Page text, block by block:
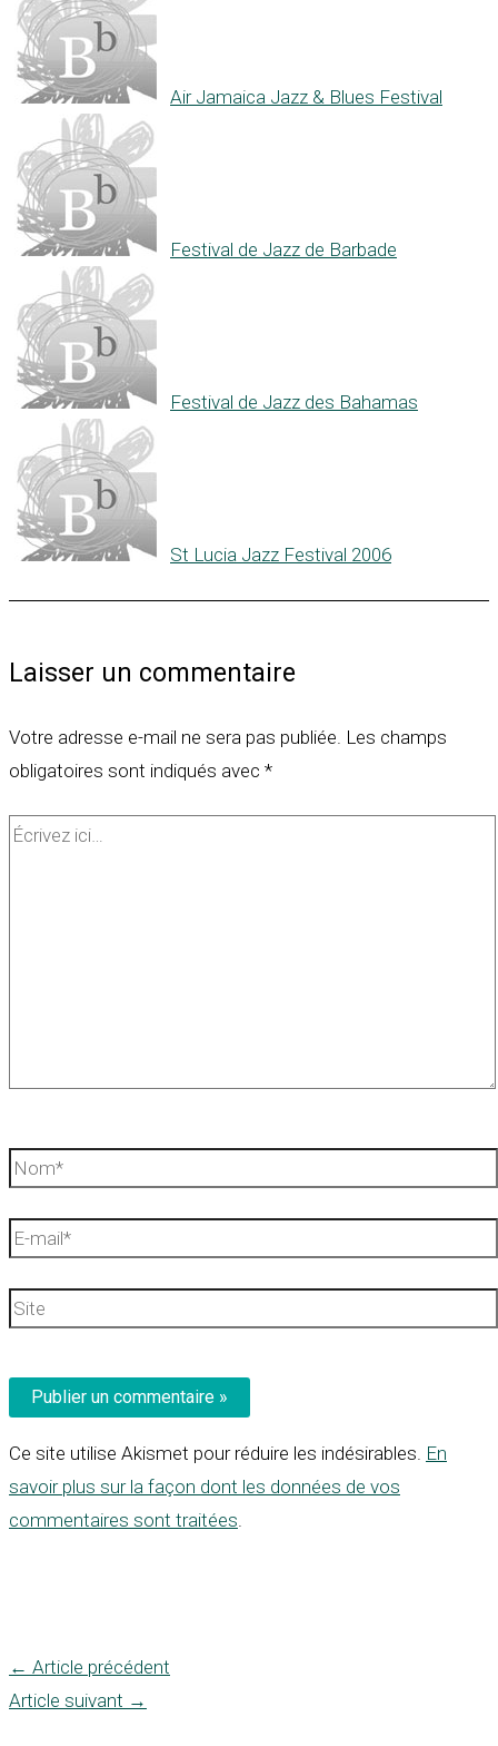
Air Jamaica Jazz & Blues Festival
Festival de Jazz de Barbade
Festival de Jazz des Bahamas
St Lucia Jazz Festival 2006
Laisser un commentaire
Votre adresse e-mail ne sera pas publiée. Les champs
obligatoires sont indiqués avec *
Écrivez
Nom*
E-
Site
Ce site utilise Akismet pour réduire les indésirables. En
savoir plus sur la façon dont les données de vos
commentaires sont traitées
← Article précédent
Article suivant →